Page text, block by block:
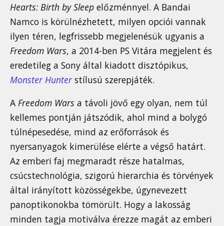
Hearts: Birth by Sleep előzménnyel. A Bandai
Namco is körülnézhetett, milyen opciói vannak
ilyen téren, legfrissebb megjelenésük ugyanis a
Freedom Wars, a 2014-ben PS Vitára megjelent és
eredetileg a Sony által kiadott disztópikus,
Monster Hunterstílusú szerepjáték.
A Freedom Wars a távoli jövő egy olyan, nem túl
kellemes pontján játszódik, ahol mind a bolygó
túlnépesedése, mind az erőforrások és
nyersanyagok kimerülése elérte a végső határt.
Az emberi faj megmaradt része hatalmas,
csúcstechnológia, szigorú hierarchia és törvények
által irányított közösségekbe, úgynevezett
panoptikonokba tömörült. Hogy a lakosság
minden tagja motiválva érezze magát az emberi